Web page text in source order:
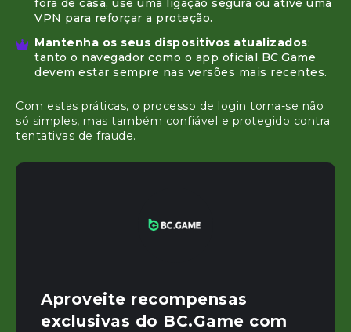
fora de casa, use uma ligação segura ou ative uma
VPN para reforçar a proteção.
Mantenha os seus dispositivos atualizados:
tanto o navegador como o app oficial BC.Game
devem estar sempre nas versões mais recentes.
Com estas práticas, o processo de login torna-se não
só simples, mas também confiável e protegido contra
tentativas de fraude.
Aproveite recompensas
exclusivas do BC.Game com